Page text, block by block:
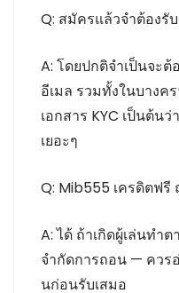
Q: สมัครแล้วจำต้องรั
A: โดยปกติจำเป็นจะ
อีเมล รวมทั้งในบาง
เอกสาร KYC เป็นต้น
เยอะๆ
Q: Mib555 เครดิตฟรี
A: ได้ ถ้าเกิดผู้เล่นทำ
จำกัดการถอน — คว
นก่อนรับเสมอ